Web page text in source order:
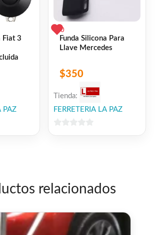
Fiat 3
PAZ
0
Funda Silicona Para
Llave Mercedes
$350
Tienda:
FERRETERIA LA PAZ
relacionados